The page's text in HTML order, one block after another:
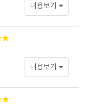
내용보기
내용보기